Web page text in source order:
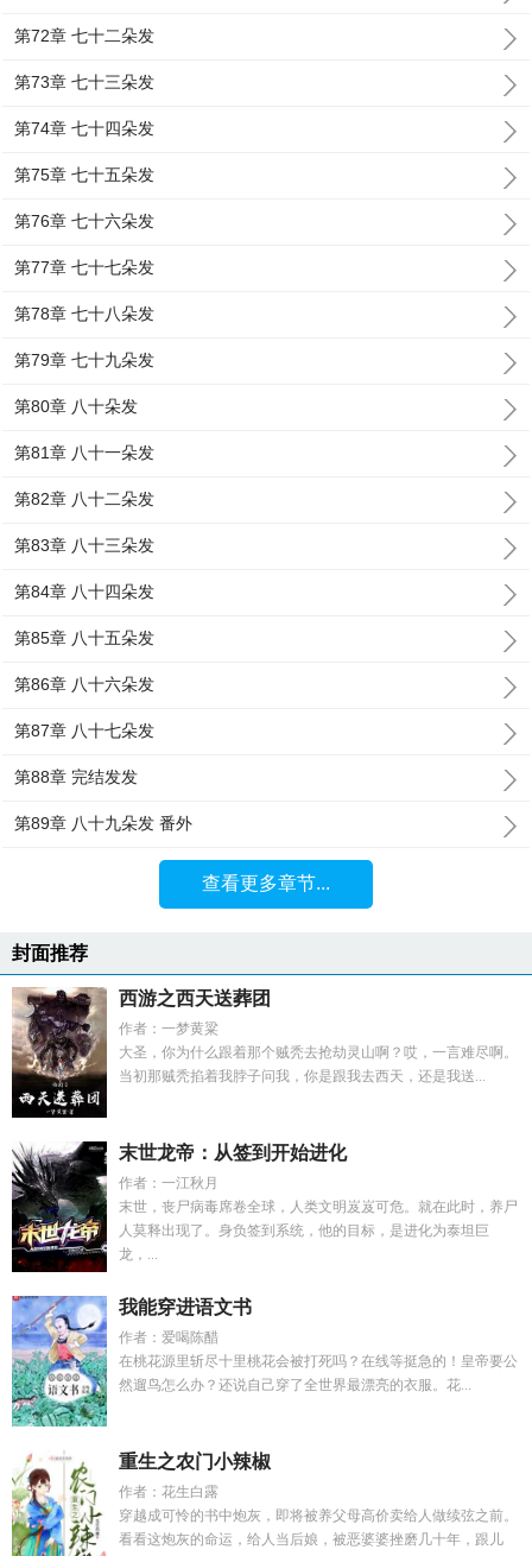
第72章 七十二朵发
第73章 七十三朵发
第74章 七十四朵发
第75章 七十五朵发
第76章 七十六朵发
第77章 七十七朵发
第78章 七十八朵发
第79章 七十九朵发
第80章 八十朵发
第81章 八十一朵发
第82章 八十二朵发
第83章 八十三朵发
第84章 八十四朵发
第85章 八十五朵发
第86章 八十六朵发
第87章 八十七朵发
第88章 完结发发
第89章 八十九朵发 番外
查看更多章节...
封面推荐
西游之西天送葬团
作者：一梦黄粱
大圣，你为什么跟着那个贼秃去抢劫灵山啊？哎，一言难尽啊。
当初那贼秃掐着我脖子问我，你是跟我去西天，还是我送...
末世龙帝：从签到开始进化
作者：一江秋月
末世，丧尸病毒席卷全球，人类文明岌岌可危。就在此时，养尸
人莫释出现了。身负签到系统，他的目标，是进化为泰坦巨
龙，...
我能穿进语文书
作者：爱喝陈醋
在桃花源里斩尽十里桃花会被打死吗？在线等挺急的！皇帝要公
然遛鸟怎么办？还说自己穿了全世界最漂亮的衣服。花...
重生之农门小辣椒
作者：花生白露
穿越成可怜的书中炮灰，即将被养父母高价卖给人做续弦之前。
看看这炮灰的命运，给人当后娘，被恶婆婆挫磨几十年，跟儿